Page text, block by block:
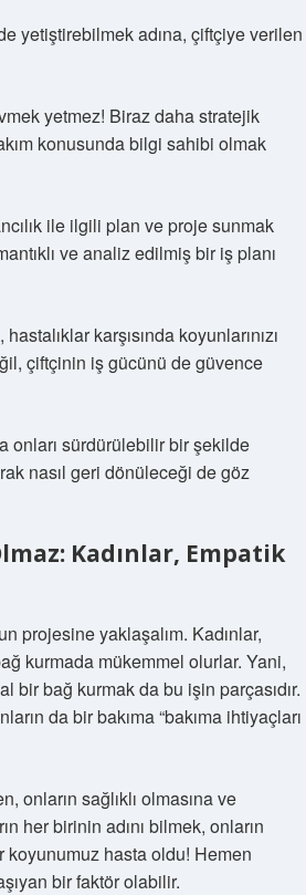
yetiştirebilmek adına, çiftçiye verilen
yetmez! Biraz daha stratejik
konusunda bilgi sahibi olmak
ile ilgili plan ve proje sunmak
ve analiz edilmiş bir iş planı
karşısında koyunlarınızı
çiftçinin iş gücünü de güvence
onları sürdürülebilir bir şekilde
nasıl geri dönüleceği de göz
Kadınlar, Empatik
projesine yaklaşalım. Kadınlar,
kurmada mükemmel olurlar. Yani,
bağ kurmak da bu işin parçasıdır.
da bir bakıma “bakıma ihtiyaçları
onların sağlıklı olmasına ve
her birinin adını bilmek, onların
koyunumuz hasta oldu! Hemen
bir faktör olabilir.